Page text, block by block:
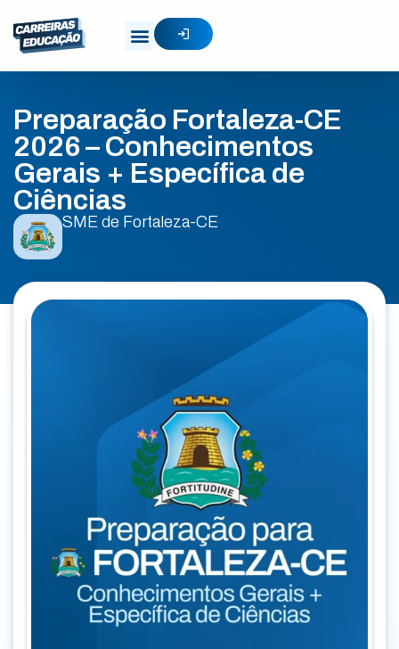
Preparação Fortaleza-CE
2026 – Conhecimentos
Gerais + Específica de
Ciências
SME de Fortaleza-CE